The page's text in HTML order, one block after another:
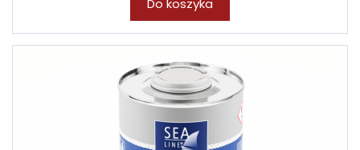
Do koszyka